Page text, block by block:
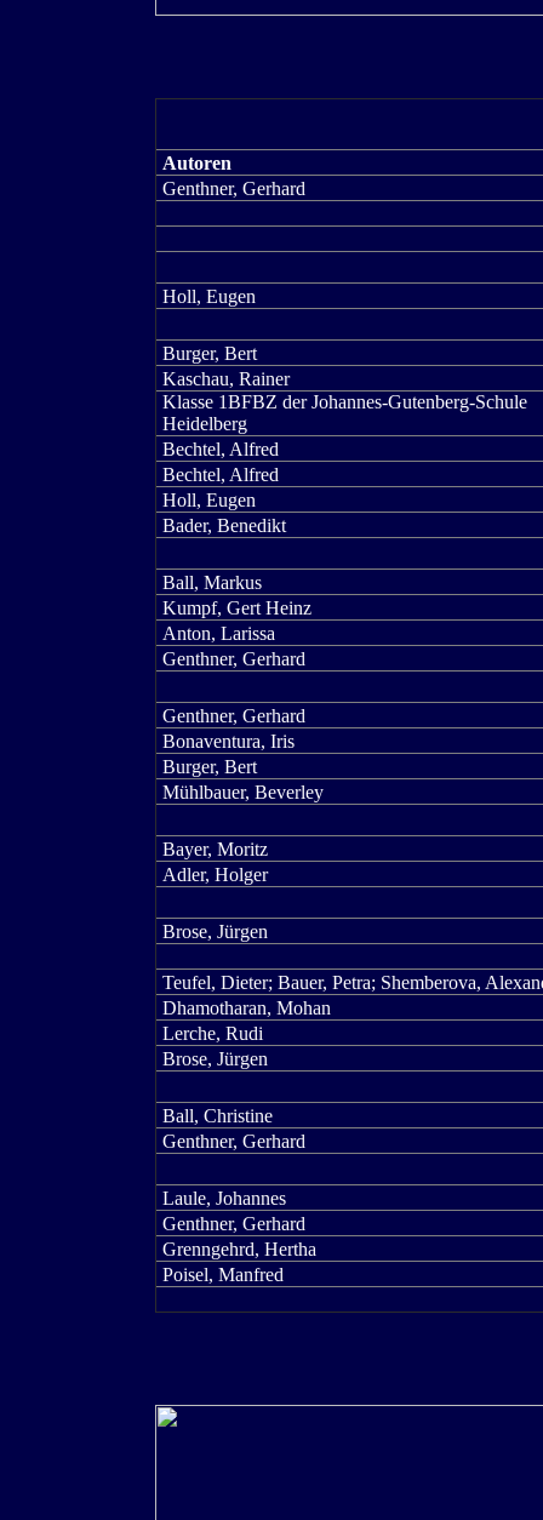
Autoren
Genthner, Gerhard
Holl, Eugen
Burger, Bert
Kaschau, Rainer
Klasse 1BFBZ der Johannes-Gutenberg-Schule
Heidelberg
Bechtel, Alfred
Bechtel, Alfred
Holl, Eugen
Bader, Benedikt
Ball, Markus
Kumpf, Gert Heinz
Anton, Larissa
Genthner, Gerhard
Genthner, Gerhard
Bonaventura, Iris
Burger, Bert
Mühlbauer, Beverley
Bayer, Moritz
Adler, Holger
Brose, Jürgen
Teufel, Dieter; Bauer, Petra; Shemberova,
Dhamotharan, Mohan
Lerche, Rudi
Brose, Jürgen
Ball, Christine
Genthner, Gerhard
Laule, Johannes
Genthner, Gerhard
Grenngehrd, Hertha
Poisel, Manfred